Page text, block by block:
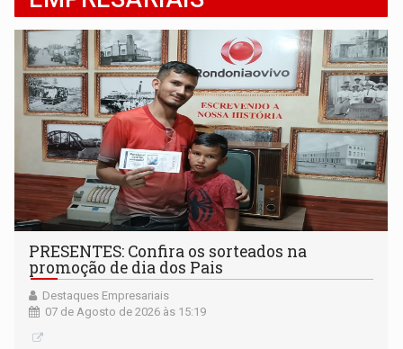
PRESENTES: Confira os sorteados na
promoção de dia dos Pais
Destaques Empresariais
07 de Agosto de 2026 às 15:19